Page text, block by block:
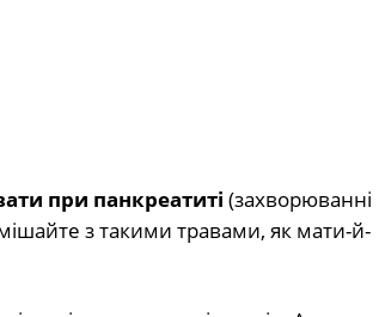
при панкреатиті (захворюванні
з такими травами, як мати-й-